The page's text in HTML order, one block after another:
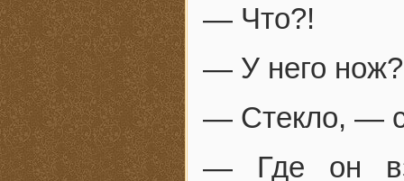
— Что?!
— У него нож?
— Стекло, —
— Где он